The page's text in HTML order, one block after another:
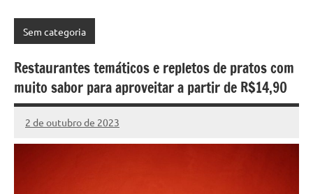
Sem categoria
Restaurantes temáticos e repletos de pratos com
muito sabor para aproveitar a partir de R$14,90
2 de outubro de 2023
Marcelo
Fachin
1
comentário